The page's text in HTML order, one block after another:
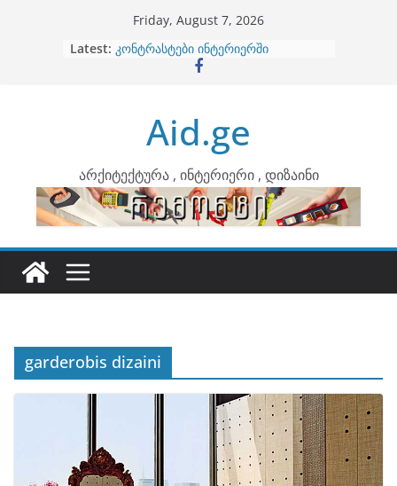
Friday, August 7, 2026
Latest: ბინების გაერთიანება
კონტრასტები ინტერიერში
ინტერიერის დიზიანი
არტემიდი წარმოგიდგენთ
Aid.ge
არქიტექტურა , ინტერიერი , დიზაინი
garderobis dizaini